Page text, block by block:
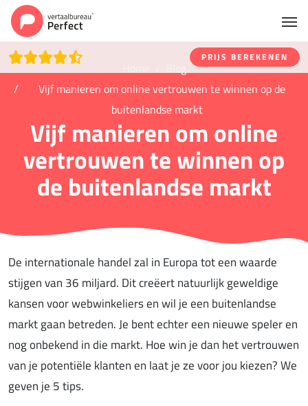
PRIJS BEREKENEN
Vijf manieren om online vertrouwen te winnen op de
buitenlandse markt
Vijf manieren om online
vertrouwen te winnen op
de buitenlandse markt
De internationale handel zal in Europa tot een waarde
stijgen van 36 miljard. Dit creëert natuurlijk geweldige
kansen voor webwinkeliers en wil je een buitenlandse
markt gaan betreden. Je bent echter een nieuwe speler en
nog onbekend in die markt. Hoe win je dan het vertrouwen
van je potentiële klanten en laat je ze voor jou kiezen? We
geven je 5 tips.